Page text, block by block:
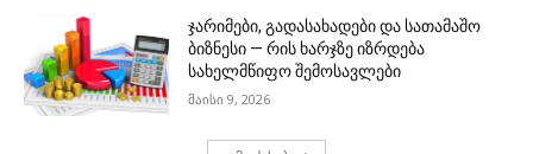
ჯარიმები, გადასახადები და სათამაშო
ბიზნესი — რის ხარჯზე იზრდება
სახელმწიფო შემოსავლები
მაისი 9, 2026